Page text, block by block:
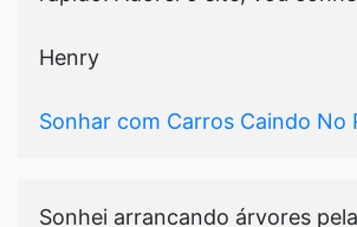
Henry
Sonhar com Carros Caindo No
Sonhei arrancando árvores